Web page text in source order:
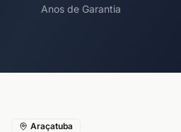
Anos de Garantia
Araçatuba